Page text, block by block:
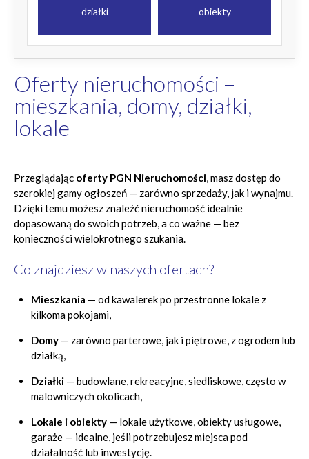
działki obiekty
Oferty nieruchomości –
mieszkania, domy, działki,
lokale
Przeglądając oferty PGN Nieruchomości, masz dostęp do
szerokiej gamy ogłoszeń — zarówno sprzedaży, jak i wynajmu.
Dzięki temu możesz znaleźć nieruchomość idealnie
dopasowaną do swoich potrzeb, a co ważne — bez
konieczności wielokrotnego szukania.
Co znajdziesz w naszych ofertach?
Mieszkania — od kawalerek po przestronne lokale z
kilkoma pokojami,
Domy — zarówno parterowe, jak i piętrowe, z ogrodem lub
działką,
Działki — budowlane, rekreacyjne, siedliskowe, często w
malowniczych okolicach,
Lokale i obiekty — lokale użytkowe, obiekty usługowe,
garaże — idealne, jeśli potrzebujesz miejsca pod
działalność lub inwestycję.